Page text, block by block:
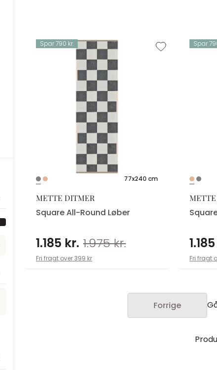
Spar 790 kr.
77x240 cm
METTE DITMER
Square All-Round Løber
1.185 kr. 1.975 kr.
Fri fragt over 399 kr
Spar
Fri fragt
Forrige